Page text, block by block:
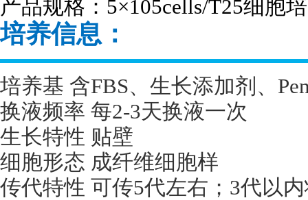
产品规格： 5×105cells/T25细胞
培养信息：
培养基 含FBS、生长添加剂、
换液频率 每2-3天换液一次
生长特性 贴壁
细胞形态 成纤维细胞样
传代特性 可传5代左右； 3代以